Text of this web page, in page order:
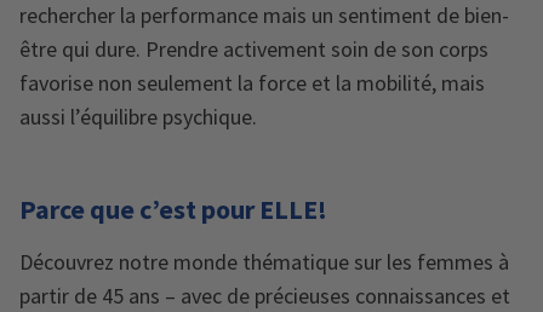
rechercher la performance mais un sentiment de bien-
être qui dure. Prendre activement soin de son corps
favorise non seulement la force et la mobilité, mais
aussi l’équilibre psychique.
Parce que c’est pour ELLE!
Découvrez notre monde thématique sur les femmes à
partir de 45 ans – avec de précieuses connaissances et